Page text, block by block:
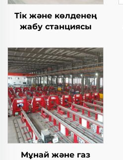
Тік және көлденең
жабу станциясы
Мұнай және газ